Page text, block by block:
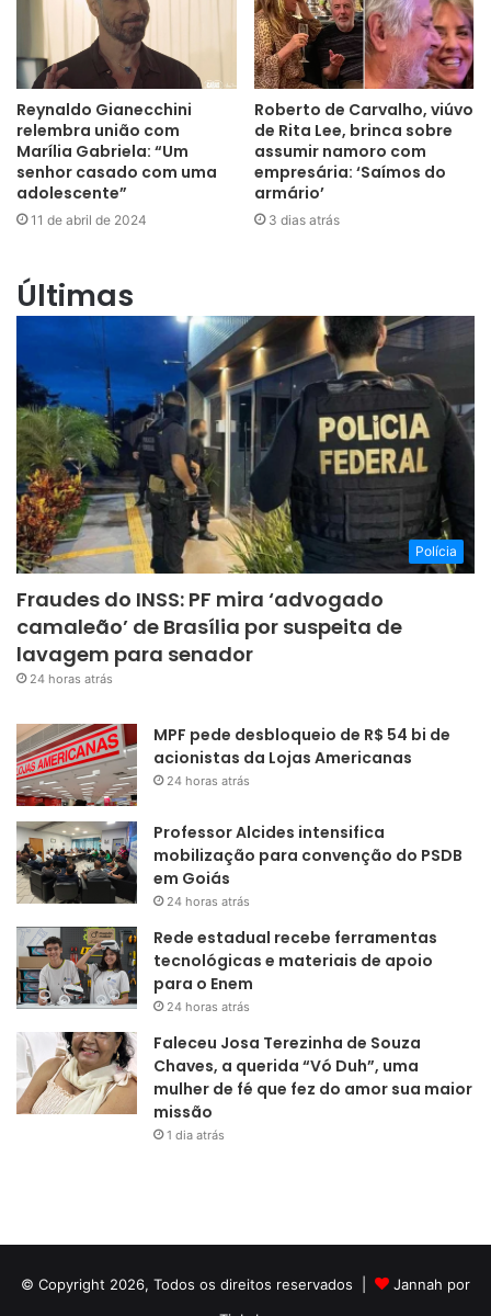
Reynaldo Gianecchini
relembra união com
Marília Gabriela: “Um
senhor casado com uma
adolescente”
11 de abril de 2024
Roberto de Carvalho, viúvo
de Rita Lee, brinca sobre
assumir namoro com
empresária: ‘Saímos do
armário’
3 dias atrás
Últimas
Polícia
Fraudes do INSS: PF mira ‘advogado
camaleão’ de Brasília por suspeita de
lavagem para senador
24 horas atrás
MPF pede desbloqueio de R$ 54 bi de
acionistas da Lojas Americanas
24 horas atrás
Professor Alcides intensifica
mobilização para convenção do PSDB
em Goiás
24 horas atrás
Rede estadual recebe ferramentas
tecnológicas e materiais de apoio
para o Enem
24 horas atrás
Faleceu Josa Terezinha de Souza
Chaves, a querida “Vó Duh”, uma
mulher de fé que fez do amor sua maior
missão
1 dia atrás
© Copyright 2026, Todos os direitos reservados |
Jannah por